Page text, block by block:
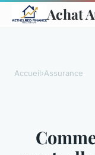
Achat
Accueil›Assurance